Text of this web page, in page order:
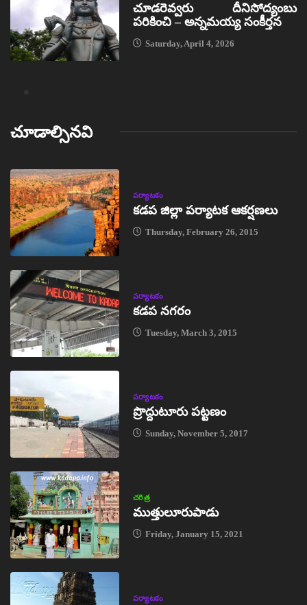
చూడరెవ్వరు దీనిసోద్యంబు
పరికించి – అన్నమయ్య సంకీర్తన
Saturday, April 4, 2026
చూడాల్సినవి
పర్యాటకం
కడప జిల్లా పర్యాటక ఆకర్షణలు
Thursday, February 26, 2015
పర్యాటకం
కడప నగరం
Tuesday, March 3, 2015
పర్యాటకం
ప్రొద్దుటూరు పట్టణం
Sunday, November 5, 2017
చరిత్ర
ముత్తులూరుపాడు
Friday, January 15, 2021
పర్యాటకం